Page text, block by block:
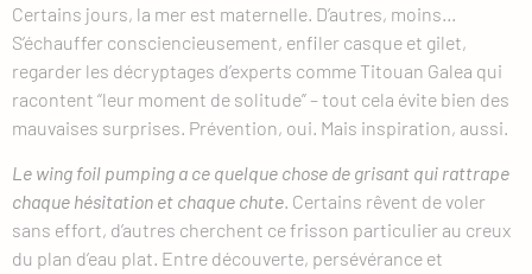
Certains jours, la mer est maternelle. D’autres, moins…
S’échauffer consciencieusement, enfiler casque et gilet,
regarder les décryptages d’experts comme Titouan Galea qui
racontent “leur moment de solitude” – tout cela évite bien des
mauvaises surprises. Prévention, oui. Mais inspiration, aussi.
Le wing foil pumping a ce quelque chose de grisant qui rattrape
chaque hésitation et chaque chute. Certains rêvent de voler
sans effort, d’autres cherchent ce frisson particulier au creux
du plan d’eau plat. Entre découverte, persévérance et